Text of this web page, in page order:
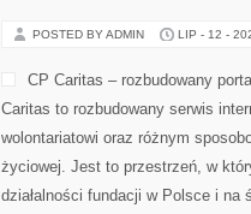
POSTED BY ADMIN LIP - 12 -
CP Caritas – rozbudowany
Caritas to rozbudowany serwis
wolontariatowi oraz różnym
życiowej. Jest to przestrzeń, w
działalności fundacji w Polsce i na